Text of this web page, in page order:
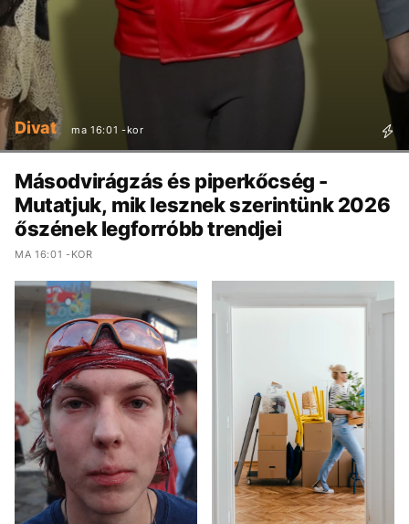
Divat ma 16:01 -kor
Másodvirágzás és piperkőcség -
Mutatjuk, mik lesznek szerintünk 2026
őszének legforróbb trendjei
MA 16:01 -KOR